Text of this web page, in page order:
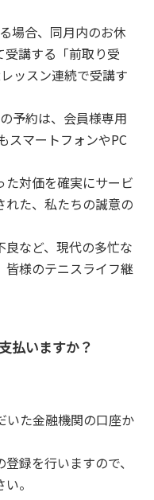
場合、同月内のお休
講する「前取り受
ッスン連続で受講す
予約は、会員様専用
スマートフォンやPC
た対価を確実にサービ
れた、私たちの誠意の
など、現代の多忙な
皆様のテニスライフ継
払いますか？
いた金融機関の口座か
録を行いますので、
。